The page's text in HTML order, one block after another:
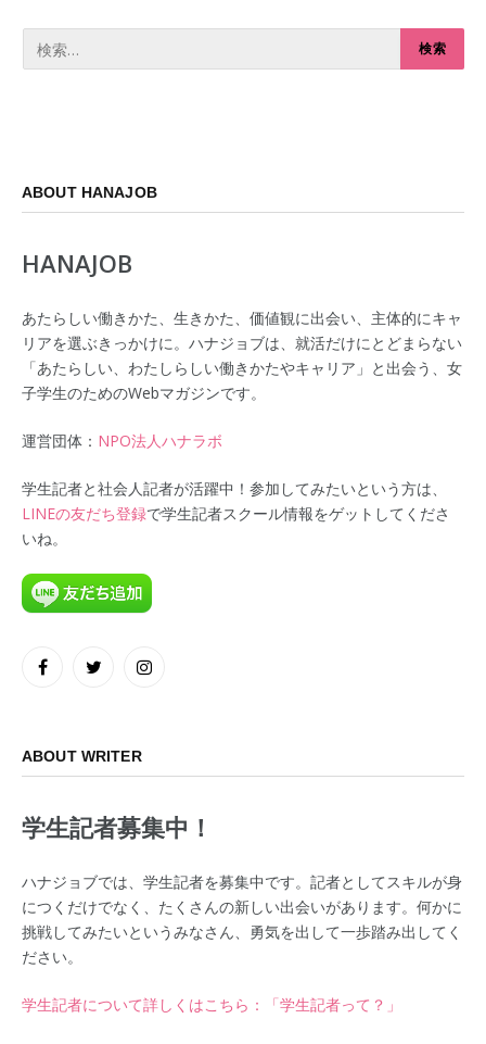
ABOUT HANAJOB
HANAJOB
あたらしい働きかた、生きかた、価値観に出会い、主体的にキャ
リアを選ぶきっかけに。ハナジョブは、就活だけにとどまらない
「あたらしい、わたしらしい働きかたやキャリア」と出会う、女
子学生のためのWebマガジンです。
運営団体： NPO法人ハナラボ
学生記者と社会人記者が活躍中！参加してみたいという方は、
LINEの友だち登録で学生記者スクール情報をゲットしてくださ
いね。
FacebookTwitter Instagram
ABOUT WRITER
学生記者募集中！
ハナジョブでは、学生記者を募集中です。記者としてスキルが身
につくだけでなく、たくさんの新しい出会いがあります。何かに
挑戦してみたいというみなさん、勇気を出して一歩踏み出してく
ださい。
学生記者について詳しくはこちら：「学生記者って？」